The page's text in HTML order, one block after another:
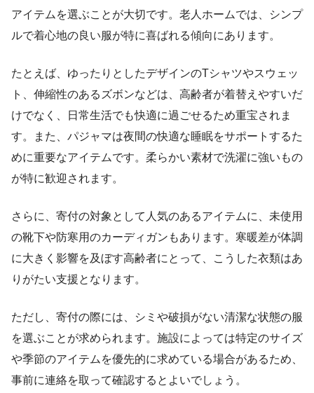
アイテムを選ぶことが大切です。老人ホームでは、シンプ
ルで着心地の良い服が特に喜ばれる傾向にあります。
たとえば、ゆったりとしたデザインのTシャツやスウェッ
ト、伸縮性のあるズボンなどは、高齢者が着替えやすいだ
けでなく、日常生活でも快適に過ごせるため重宝されま
す。また、パジャマは夜間の快適な睡眠をサポートするた
めに重要なアイテムです。柔らかい素材で洗濯に強いもの
が特に歓迎されます。
さらに、寄付の対象として人気のあるアイテムに、未使用
の靴下や防寒用のカーディガンもあります。寒暖差が体調
に大きく影響を及ぼす高齢者にとって、こうした衣類はあ
りがたい支援となります。
ただし、寄付の際には、シミや破損がない清潔な状態の服
を選ぶことが求められます。施設によっては特定のサイズ
や季節のアイテムを優先的に求めている場合があるため、
事前に連絡を取って確認するとよいでしょう。